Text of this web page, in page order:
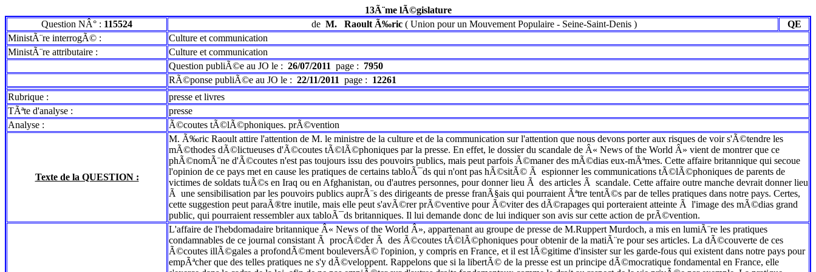
13Ã¨me lÃ©gislature
Question NÂ° : 115524 de M. Raoult Ã‰ric ( Union pour un Mouvement Populaire - Seine-Saint-Denis )
QE
MinistÃ¨re interrogÃ© :
Culture et communication
MinistÃ¨re attributaire :
Culture et communication
Question publiÃ©e au JO le : 26/07/2011 page : 7950
RÃ©ponse publiÃ©e au JO le : 22/11/2011 page : 12261
Rubrique :
presse et livres
TÃªte d'analyse :
presse
Analyse :
Ã©coutes tÃ©lÃ©phoniques. prÃ©vention
Texte de la QUESTION :
M. Ã‰ric Raoult attire l'attention de M. le ministre de la culture et de la communication sur l'attention que nous devons porter aux risques de voir s'Ã©tendre les
mÃ©thodes dÃ©lictueuses d'Ã©coutes tÃ©lÃ©phoniques par la presse. En effet, le dossier du scandale de Â« News of the World Â» vient de montrer que ce
phÃ©nomÃ¨ne d'Ã©coutes n'est pas toujours issu des pouvoirs publics, mais peut parfois Ã©maner des mÃ©dias eux-mÃªmes. Cette affaire britannique qui secoue
l'opinion de ce pays met en cause les pratiques de certains tabloÃ¯ds qui n'ont pas hÃ©sitÃ© Ã espionner les communications tÃ©lÃ©phoniques de parents de
victimes de soldats tuÃ©s en Iraq ou en Afghanistan, ou d'autres personnes, pour donner lieu Ã des articles Ã scandale. Cette affaire outre manche devrait donner lieu
Ã une sensibilisation par les pouvoirs publics auprÃ¨s des dirigeants de presse franÃ§ais qui pourraient Ãªtre tentÃ©s par de telles pratiques dans notre pays. Certes,
cette suggestion peut paraÃ®tre inutile, mais elle peut s'avÃ©rer prÃ©ventive pour Ã©viter des dÃ©rapages qui porteraient atteinte Ã l'image des mÃ©dias grand
public, qui pourraient ressembler aux tabloÃ¯ds britanniques. Il lui demande donc de lui indiquer son avis sur cette action de prÃ©vention.
L'affaire de l'hebdomadaire britannique Â« News of the World Â», appartenant au groupe de presse de M.Ruppert Murdoch, a mis en lumiÃ¨re les pratiques
condamnables de ce journal consistant Ã procÃ©der Ã des Ã©coutes tÃ©lÃ©phoniques pour obtenir de la matiÃ¨re pour ses articles. La dÃ©couverte de ces
Ã©coutes illÃ©gales a profondÃ©ment bouleversÃ© l'opinion, y compris en France, et il est lÃ©gitime d'insister sur les garde-fous qui existent dans notre pays pour
empÃªcher que des telles pratiques ne s'y dÃ©veloppent. Rappelons que si la libertÃ© de la presse est un principe dÃ©mocratique fondamental en France, elle